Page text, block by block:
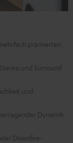
prämierten
und Surround
und
Dynamik
Downfire-